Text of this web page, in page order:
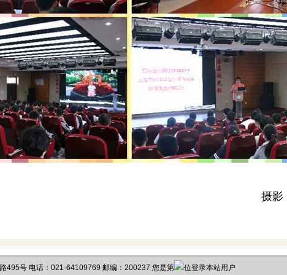
摄影
495号 电话：021-64109769 邮编：200237 您是第 位登录本站用户